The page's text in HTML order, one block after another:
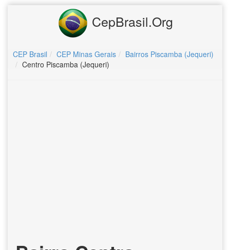
CepBrasil.Org
CEP Brasil CEP Minas Gerais
Bairros Piscamba (Jequeri)
Centro Piscamba (Jequeri)